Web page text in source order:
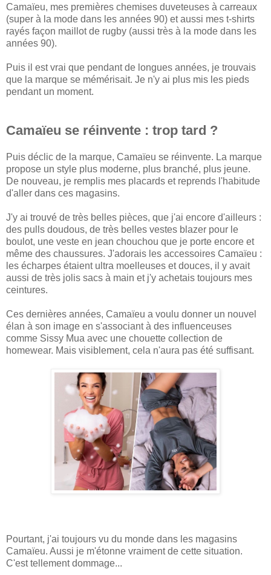
Camaïeu, mes premières chemises duveteuses à carreaux
(super à la mode dans les années 90) et aussi mes t-shirts
rayés façon maillot de rugby (aussi très à la mode dans les
années 90).
Puis il est vrai que pendant de longues années, je trouvais
que la marque se mémérisait. Je n'y ai plus mis les pieds
pendant un moment.
Camaïeu se réinvente : trop tard ?
Puis déclic de la marque, Camaïeu se réinvente. La marque
propose un style plus moderne, plus branché, plus jeune.
De nouveau, je remplis mes placards et reprends l'habitude
d'aller dans ces magasins.
J'y ai trouvé de très belles pièces, que j'ai encore d'ailleurs :
des pulls doudous, de très belles vestes blazer pour le
boulot, une veste en jean chouchou que je porte encore et
même des chaussures. J'adorais les accessoires Camaïeu :
les écharpes étaient ultra moelleuses et douces, il y avait
aussi de très jolis sacs à main et j'y achetais toujours mes
ceintures.
Ces dernières années, Camaïeu a voulu donner un nouvel
élan à son image en s'associant à des influenceuses
comme Sissy Mua avec une chouette collection de
homewear. Mais visiblement, cela n'aura pas été suffisant.
Pourtant, j'ai toujours vu du monde dans les magasins
Camaïeu. Aussi je m'étonne vraiment de cette situation.
C'est tellement dommage...